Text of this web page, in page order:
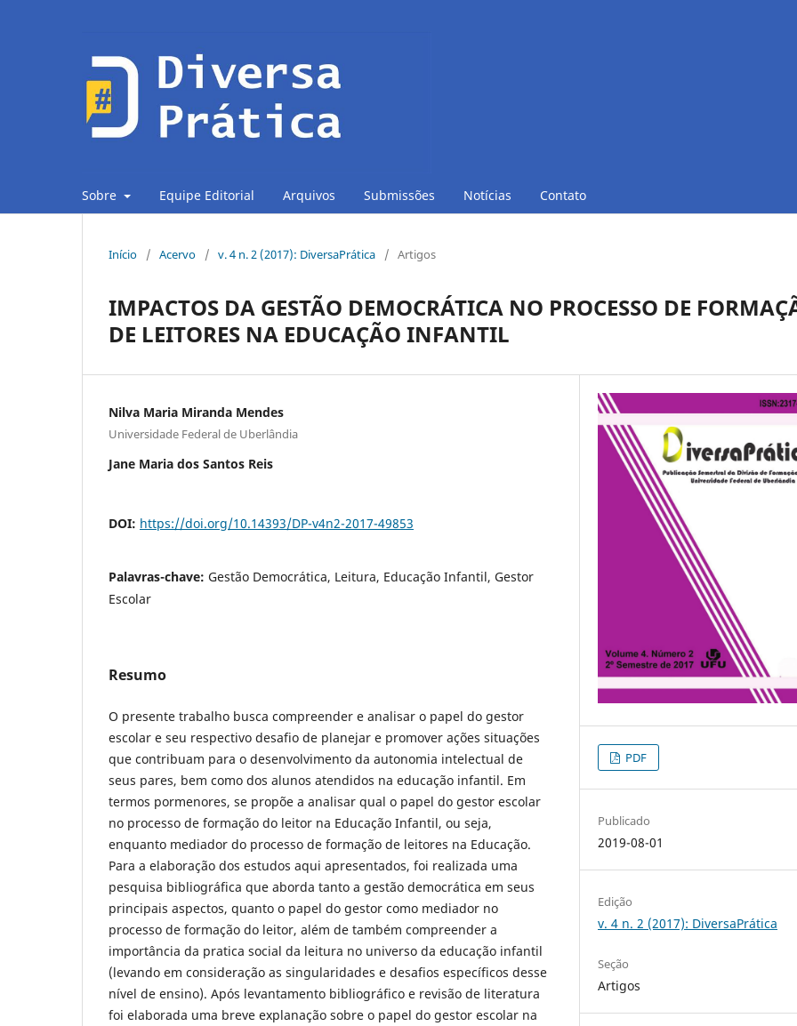
Sobre Equipe Editorial Arquivos Submissões Notícias Contato
Início / Acervo / v. 4 n. 2 (2017): DiversaPrática / Artigos
IMPACTOS DA GESTÃO DEMOCRÁTICA NO PROCESSO DE
DE LEITORES NA EDUCAÇÃO INFANTIL
Nilva Maria Miranda Mendes
Universidade Federal de Uberlândia
Jane Maria dos Santos Reis
DOI: https://doi.org/10.14393/DP-v4n2-2017-49853
Palavras-chave: Gestão Democrática, Leitura, Educação Infantil, Gestor
Escolar
Resumo
O presente trabalho busca compreender e analisar o papel do gestor
escolar e seu respectivo desafio de planejar e promover ações situações
que contribuam para o desenvolvimento da autonomia intelectual de
seus pares, bem como dos alunos atendidos na educação infantil. Em
termos pormenores, se propõe a analisar qual o papel do gestor escolar
no processo de formação do leitor na Educação Infantil, ou seja,
enquanto mediador do processo de formação de leitores na Educação.
Para a elaboração dos estudos aqui apresentados, foi realizada uma
pesquisa bibliográfica que aborda tanto a gestão democrática em seus
principais aspectos, quanto o papel do gestor como mediador no
processo de formação do leitor, além de também compreender a
importância da pratica social da leitura no universo da educação infantil
(levando em consideração as singularidades e desafios específicos desse
nível de ensino). Após levantamento bibliográfico e revisão de literatura
foi elaborada uma breve explanação sobre o papel do gestor escolar na
PDF
Publicado
2019-08-01
Edição
v. 4 n. 2 (2017): DiversaPrática
Seção
Artigos